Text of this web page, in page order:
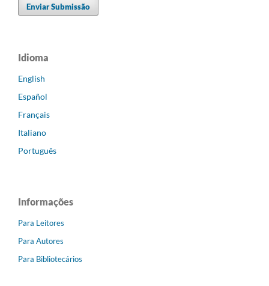
Enviar Submissão
Idioma
English
Español
Français
Italiano
Português
Informações
Para Leitores
Para Autores
Para Bibliotecários